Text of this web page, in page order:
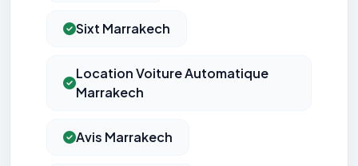
Sixt Marrakech
Location Voiture Automatique
Marrakech
Avis Marrakech